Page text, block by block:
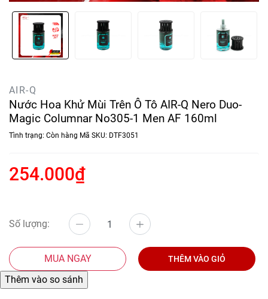
AIR-Q
Nước Hoa Khử Mùi Trên Ô Tô AIR-Q Nero Duo-
Magic Columnar No305-1 Men AF 160ml
Tình trạng: Còn hàng Mã SKU: DTF3051
254.000₫
Số lượng:
MUA NGAY THÊM VÀO GIỎ